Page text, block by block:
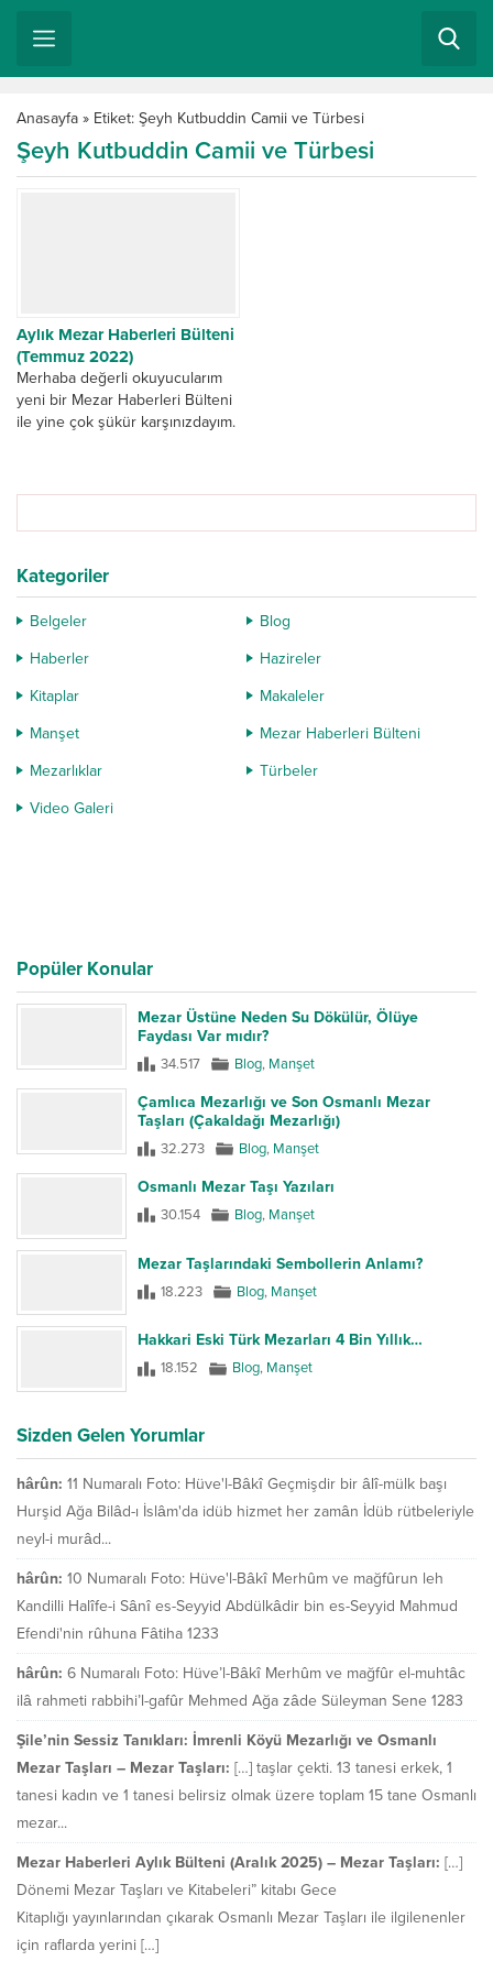
Anasayfa » Etiket: Şeyh Kutbuddin Camii ve Türbesi
Şeyh Kutbuddin Camii ve Türbesi
Aylık Mezar Haberleri Bülteni
(Temmuz 2022)
Merhaba değerli okuyucularım
yeni bir Mezar Haberleri Bülteni
ile yine çok şükür karşınızdayım.
Kategoriler
Belgeler
Blog
Haberler
Hazireler
Kitaplar
Makaleler
Manşet
Mezar Haberleri Bülteni
Mezarlıklar
Türbeler
Video Galeri
Popüler Konular
Mezar Üstüne Neden Su Dökülür, Ölüye
Faydası Var mıdır?
34.517 Blog, Manşet
Çamlıca Mezarlığı ve Son Osmanlı Mezar
Taşları (Çakaldağı Mezarlığı)
32.273 Blog, Manşet
Osmanlı Mezar Taşı Yazıları
30.154 Blog, Manşet
Mezar Taşlarındaki Sembollerin Anlamı?
18.223 Blog, Manşet
Hakkari Eski Türk Mezarları 4 Bin Yıllık…
18.152 Blog, Manşet
Sizden Gelen Yorumlar
hârûn: 11 Numaralı Foto: Hüve'l-Bâkî Geçmişdir bir âlî-mülk başı
Hurşid Ağa Bilâd-ı İslâm'da idüb hizmet her zamân İdüb rütbeleriyle
neyl-i murâd...
hârûn: 10 Numaralı Foto: Hüve'l-Bâkî Merhûm ve mağfûrun leh
Kandilli Halîfe-i Sânî es-Seyyid Abdülkâdir bin es-Seyyid Mahmud
Efendi'nin rûhuna Fâtiha 1233
hârûn: 6 Numaralı Foto: Hüve’l-Bâkî Merhûm ve mağfûr el-muhtâc
ilâ rahmeti rabbihi’l-gafûr Mehmed Ağa zâde Süleyman Sene 1283
Şile’nin Sessiz Tanıkları: İmrenli Köyü Mezarlığı ve Osmanlı
Mezar Taşları – Mezar Taşları: […] taşlar çekti. 13 tanesi erkek, 1
tanesi kadın ve 1 tanesi belirsiz olmak üzere toplam 15 tane Osmanlı
mezar...
Mezar Haberleri Aylık Bülteni (Aralık 2025) – Mezar Taşları: […]
Dönemi Mezar Taşları ve Kitabeleri” kitabı Gece
Kitaplığı yayınlarından çıkarak Osmanlı Mezar Taşları ile ilgilenenler
için raflarda yerini […]